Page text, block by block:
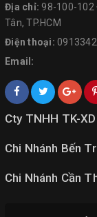
Địa chỉ: 98-100-102
Tân, TP.HCM
Điện thoại:
Email:
Cty TNHH TK-
Chi Nhánh Bến
Chi Nhánh Cần